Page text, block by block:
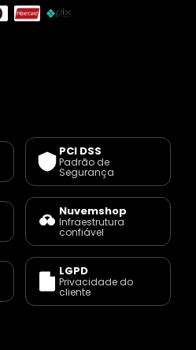
PCI DSS
Padrão de
Segurança
Nuvemshop
Infraestrutura
confiável
LGPD
Privacidade do
cliente